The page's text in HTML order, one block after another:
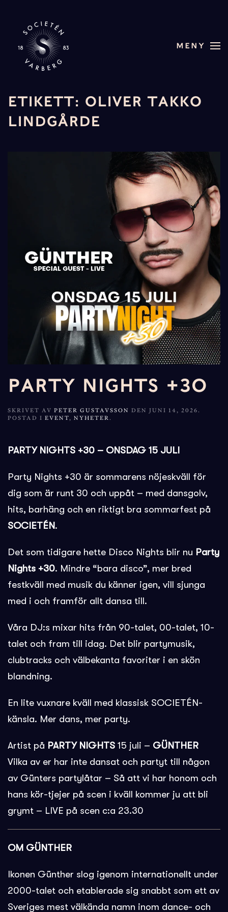
Skip to main content
MENY
ETIKETT: OLIVER TAKKO
LINDGÅRDE
PARTY NIGHTS +30
SKRIVET AV PETER GUSTAVSSON DEN JUNI 14, 2026 .
POSTAD I EVENT, NYHETER .
PARTY NIGHTS +30 – ONSDAG 15 JULI
Party Nights +30 är sommarens nöjeskväll för
dig som är runt 30 och uppåt – med dansgolv,
hits, barhäng och en riktigt bra sommarfest på
SOCIETÉN.
Det som tidigare hette Disco Nights blir nu Party
Nights +30. Mindre “bara disco”, mer bred
festkväll med musik du känner igen, vill sjunga
med i och framför allt dansa till.
Våra DJ:s mixar hits från 90-talet, 00-talet, 10-
talet och fram till idag. Det blir partymusik,
clubtracks och välbekanta favoriter i en skön
blandning.
En lite vuxnare kväll med klassisk SOCIETÉN-
känsla. Mer dans, mer party.
Artist på PARTY NIGHTS 15 juli – GÜNTHER
Vilka av er har inte dansat och partyt till någon
av Günters partylåtar – Så att vi har honom och
hans kör-tjejer på scen i kväll kommer ju att bli
grymt – LIVE på scen c:a 23.30
OM GÜNTHER
Ikonen Günther slog igenom internationellt under
2000-talet och etablerade sig snabbt som ett av
Sveriges mest välkända namn inom dance- och